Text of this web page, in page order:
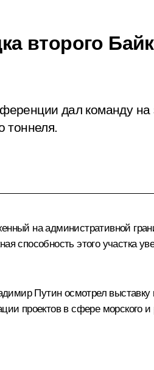
второго
дал команду
тоннеля.
на административной
способность этого участка
Путин осмотрел
проектов в сфере